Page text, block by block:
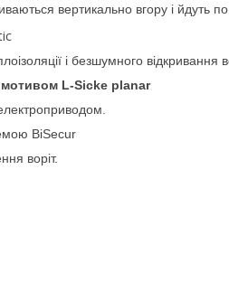
вертикально вгору і йдуть по
і безшумного відкривання
L-Sicke planar
BiSecur
воріт.